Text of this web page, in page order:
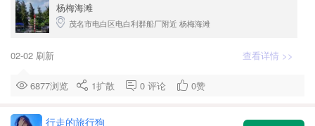
杨梅海滩
茂名市电白区电白利群船厂附近 杨梅海滩
02-02 刷新 查看详情 >>
6877浏览 1扩散 0 评论 0赞
行走的旅行狗